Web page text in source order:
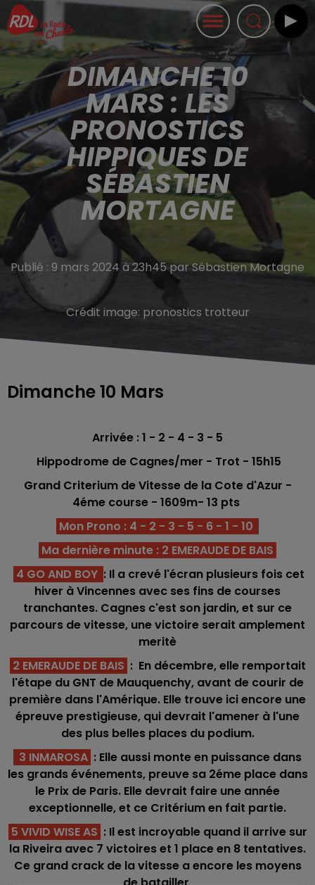
DIMANCHE 10
MARS : LES
PRONOSTICS
HIPPIQUES DE
SÉBASTIEN
MORTAGNE
Publié : 9 mars 2024 à 23h45 par Sébastien Mortagne
Crédit image: pronostics trotteur
Dimanche 10 Mars
Arrivée : 1 - 2 - 4 - 3 - 5
Hippodrome de Cagnes/mer - Trot - 15h15
Grand Criterium de Vitesse de la Cote d'Azur -
4éme course - 1609m- 13 pts
Mon Prono : 4 - 2 - 3 - 5 - 6 - 1 - 10
Ma dernière minute : 2 EMERAUDE DE BAIS
4 GO AND BOY : Il a crevé l'écran plusieurs fois cet
hiver à Vincennes avec ses fins de courses
tranchantes. Cagnes c'est son jardin, et sur ce
parcours de vitesse, une victoire serait amplement
meritè
2 EMERAUDE DE BAIS : En décembre, elle remportait
l'étape du GNT de Mauquenchy, avant de courir de
première dans l'Amérique. Elle trouve ici encore une
épreuve prestigieuse, qui devrait l'amener à l'une
des plus belles places du podium.
3 INMAROSA : Elle aussi monte en puissance dans
les grands événements, preuve sa 2éme place dans
le Prix de Paris. Elle devrait faire une année
exceptionnelle, et ce Critérium en fait partie.
5 VIVID WISE AS : Il est incroyable quand il arrive sur
la Riveira avec 7 victoires et 1 place en 8 tentatives.
Ce grand crack de la vitesse a encore les moyens